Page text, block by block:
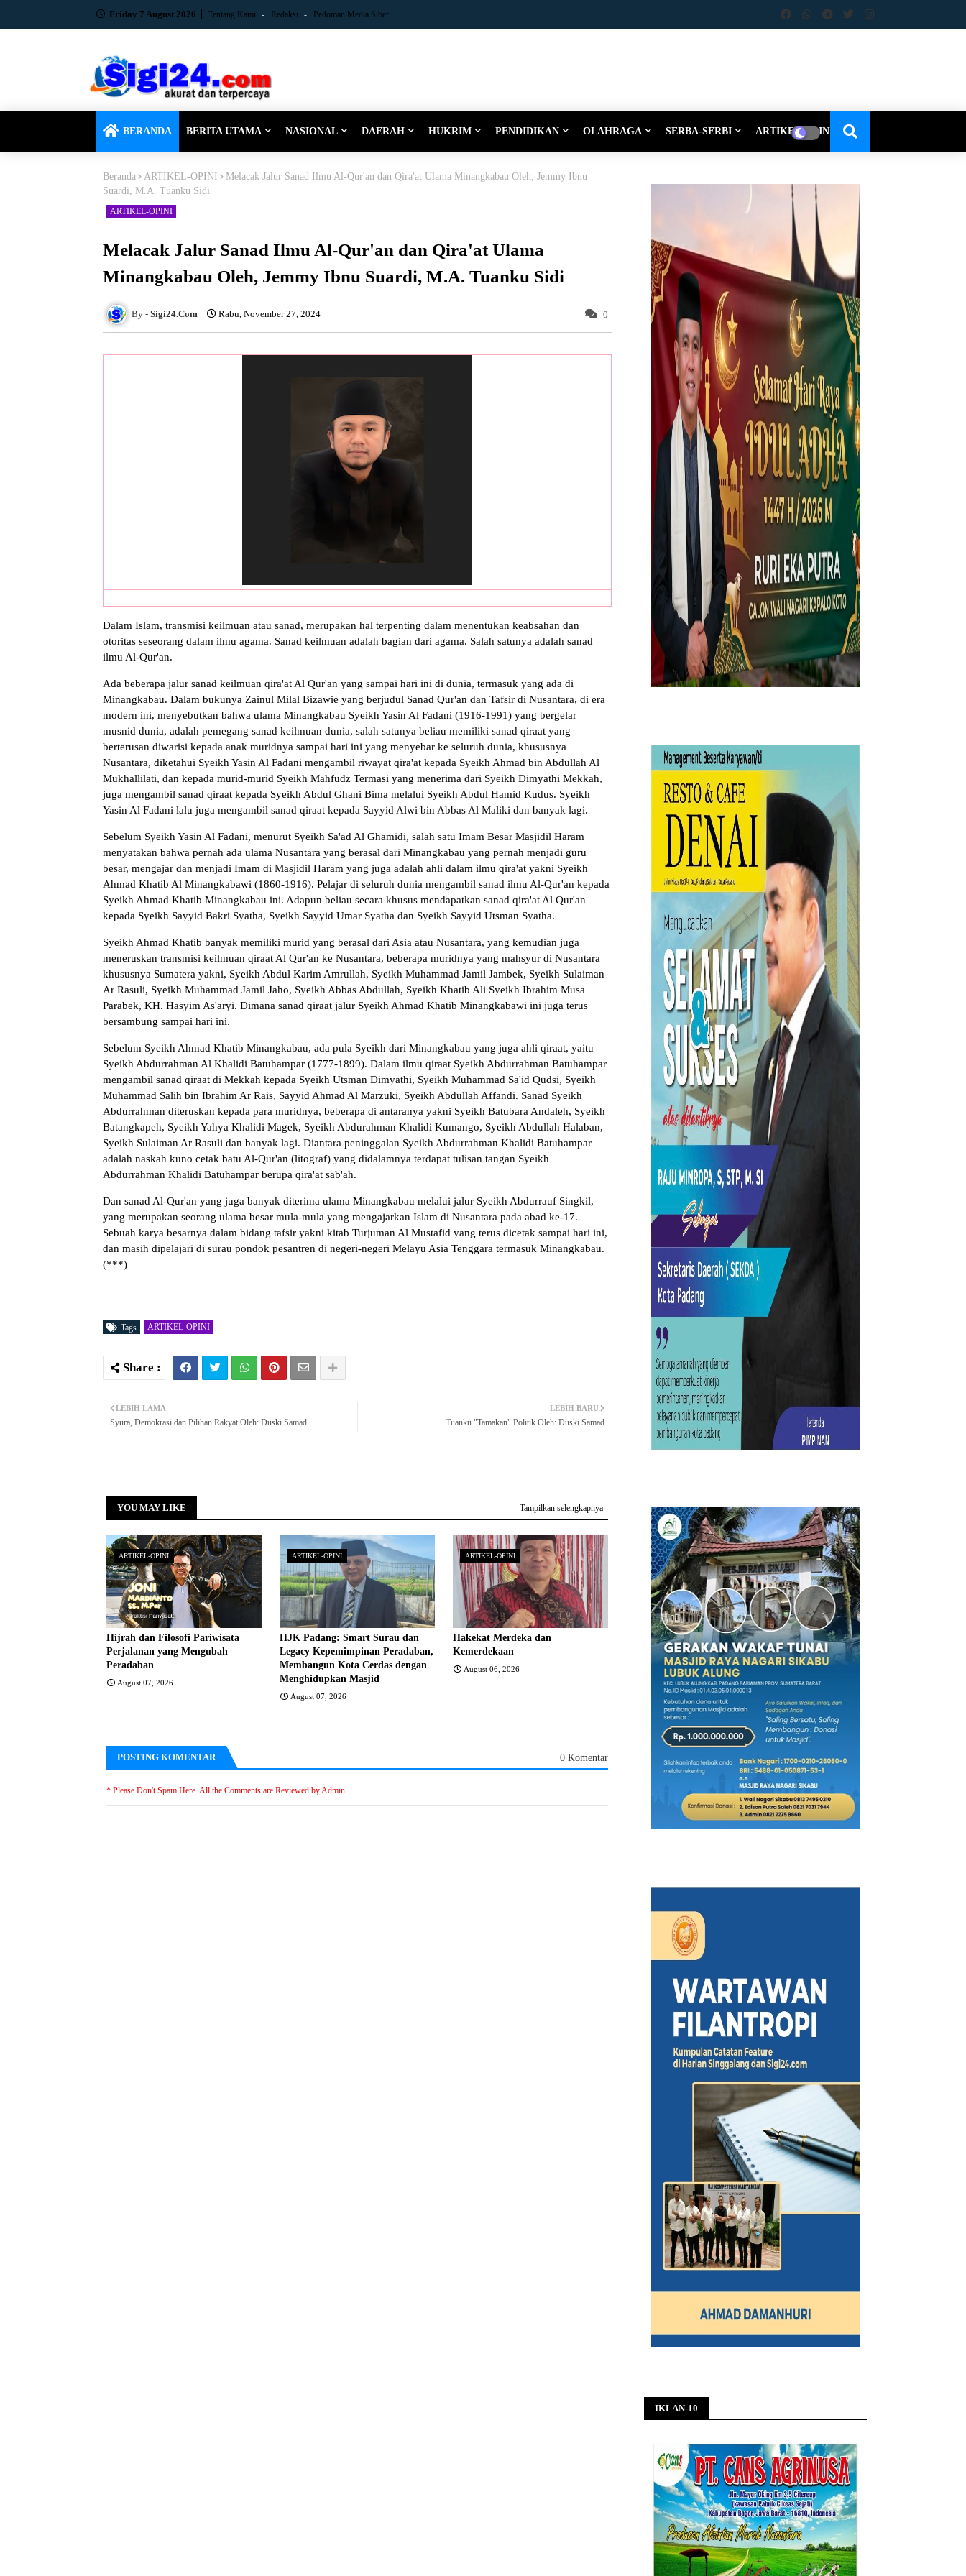
Friday 7 August 2026 Tentang Kami Redaksi Pedoman Media Siber
BERANDA BERITA UTAMA NASIONAL DAERAH HUKRIM PENDIDIKAN OLAHRAGA SERBA-SERBI ARTIKEL-OPINI
Beranda ARTIKEL-OPINI
Melacak Jalur Sanad Ilmu Al-Qur'an dan Qira'at Ulama Minangkabau Oleh, Jemmy Ibnu
Suardi, M.A. Tuanku Sidi
ARTIKEL-OPINI
Melacak Jalur Sanad Ilmu Al-Qur'an dan Qira'at Ulama
Minangkabau Oleh, Jemmy Ibnu Suardi, M.A. Tuanku Sidi
Sigi24.Com Rabu, November 27, 2024 0
Dalam Islam, transmisi keilmuan atau sanad, merupakan hal terpenting dalam menentukan keabsahan dan
otoritas seseorang dalam ilmu agama. Sanad keilmuan adalah bagian dari agama. Salah satunya adalah sanad
ilmu Al-Qur'an.
Ada beberapa jalur sanad keilmuan qira'at Al Qur'an yang sampai hari ini di dunia, termasuk yang ada di
Minangkabau. Dalam bukunya Zainul Milal Bizawie yang berjudul Sanad Qur'an dan Tafsir di Nusantara, di era
modern ini, menyebutkan bahwa ulama Minangkabau Syeikh Yasin Al Fadani (1916-1991) yang bergelar
musnid dunia, adalah pemegang sanad keilmuan dunia, salah satunya beliau memiliki sanad qiraat yang
berterusan diwarisi kepada anak muridnya sampai hari ini yang menyebar ke seluruh dunia, khususnya
Nusantara, diketahui Syeikh Yasin Al Fadani mengambil riwayat qira'at kepada Syeikh Ahmad bin Abdullah Al
Mukhallilati, dan kepada murid-murid Syeikh Mahfudz Termasi yang menerima dari Syeikh Dimyathi Mekkah,
juga mengambil sanad qiraat kepada Syeikh Abdul Ghani Bima melalui Syeikh Abdul Hamid Kudus. Syeikh
Yasin Al Fadani lalu juga mengambil sanad qiraat kepada Sayyid Alwi bin Abbas Al Maliki dan banyak lagi.
Sebelum Syeikh Yasin Al Fadani, menurut Syeikh Sa'ad Al Ghamidi, salah satu Imam Besar Masjidil Haram
menyatakan bahwa pernah ada ulama Nusantara yang berasal dari Minangkabau yang pernah menjadi guru
besar, mengajar dan menjadi Imam di Masjidil Haram yang juga adalah ahli dalam ilmu qira'at yakni Syeikh
Ahmad Khatib Al Minangkabawi (1860-1916). Pelajar di seluruh dunia mengambil sanad ilmu Al-Qur'an kepada
Syeikh Ahmad Khatib Minangkabau ini. Adapun beliau secara khusus mendapatkan sanad qira'at Al Qur'an
kepada Syeikh Sayyid Bakri Syatha, Syeikh Sayyid Umar Syatha dan Syeikh Sayyid Utsman Syatha.
Syeikh Ahmad Khatib banyak memiliki murid yang berasal dari Asia atau Nusantara, yang kemudian juga
meneruskan transmisi keilmuan qiraat Al Qur'an ke Nusantara, beberapa muridnya yang mahsyur di Nusantara
khususnya Sumatera yakni, Syeikh Abdul Karim Amrullah, Syeikh Muhammad Jamil Jambek, Syeikh Sulaiman
Ar Rasuli, Syeikh Muhammad Jamil Jaho, Syeikh Abbas Abdullah, Syeikh Khatib Ali Syeikh Ibrahim Musa
Parabek, KH. Hasyim As'aryi. Dimana sanad qiraat jalur Syeikh Ahmad Khatib Minangkabawi ini juga terus
bersambung sampai hari ini.
Sebelum Syeikh Ahmad Khatib Minangkabau, ada pula Syeikh dari Minangkabau yang juga ahli qiraat, yaitu
Syeikh Abdurrahman Al Khalidi Batuhampar (1777-1899). Dalam ilmu qiraat Syeikh Abdurrahman Batuhampar
mengambil sanad qiraat di Mekkah kepada Syeikh Utsman Dimyathi, Syeikh Muhammad Sa'id Qudsi, Syeikh
Muhammad Salih bin Ibrahim Ar Rais, Sayyid Ahmad Al Marzuki, Syeikh Abdullah Affandi. Sanad Syeikh
Abdurrahman diteruskan kepada para muridnya, beberapa di antaranya yakni Syeikh Batubara Andaleh, Syeikh
Batangkapeh, Syeikh Yahya Khalidi Magek, Syeikh Abdurahman Khalidi Kumango, Syeikh Abdullah Halaban,
Syeikh Sulaiman Ar Rasuli dan banyak lagi. Diantara peninggalan Syeikh Abdurrahman Khalidi Batuhampar
adalah naskah kuno cetak batu Al-Qur'an (litograf) yang didalamnya terdapat tulisan tangan Syeikh
Abdurrahman Khalidi Batuhampar berupa qira'at sab'ah.
Dan sanad Al-Qur'an yang juga banyak diterima ulama Minangkabau melalui jalur Syeikh Abdurrauf Singkil,
yang merupakan seorang ulama besar mula-mula yang mengajarkan Islam di Nusantara pada abad ke-17.
Sebuah karya besarnya dalam bidang tafsir yakni kitab Turjuman Al Mustafid yang terus dicetak sampai hari ini,
dan masih dipelajari di surau pondok pesantren di negeri-negeri Melayu Asia Tenggara termasuk Minangkabau.
(***)
Tags ARTIKEL-OPINI
LEBIH BARU
Tuanku "Tamakan" Politik Oleh: Duski Samad
LEBIH LAMA
Syura, Demokrasi dan Pilihan Rakyat Oleh: Duski Samad
YOU MAY LIKE Tampilkan selengkapnya
ARTIKEL-OPINI
Hijrah dan Filosofi Pariwisata
Perjalanan yang Mengubah
Peradaban
August 07, 2026
ARTIKEL-OPINI
HJK Padang: Smart Surau dan
Legacy Kepemimpinan Peradaban,
Membangun Kota Cerdas dengan
Menghidupkan Masjid
August 07, 2026
ARTIKEL-OPINI
Hakekat Merdeka dan
Kemerdekaan
August 06, 2026
POSTING KOMENTAR 0 Komentar
* Please Don't Spam Here. All the Comments are Reviewed by Admin.
IKLAN-10